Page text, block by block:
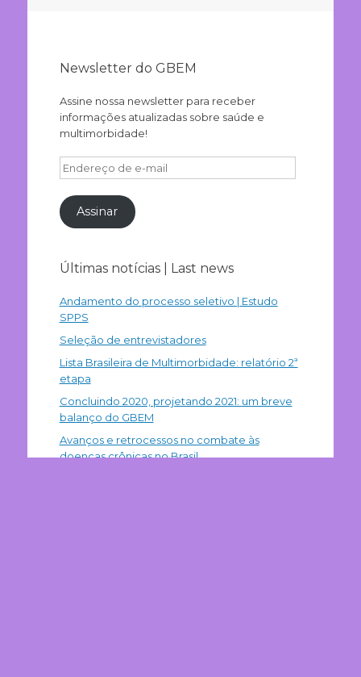
Newsletter do GBEM
Assine nossa newsletter para receber
informações atualizadas sobre saúde e
multimorbidade!
Endereço
de
e-
mailAssinar
Últimas notícias | Last news
Andamento do processo seletivo | Estudo
SPPS
Seleção de entrevistadores
Lista Brasileira de Multimorbidade: relatório 2ª
etapa
Concluindo 2020, projetando 2021: um breve
balanço do GBEM
Avanços e retrocessos no combate às
doenças crônicas no Brasil